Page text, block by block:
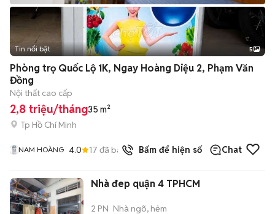
Tin nổi bật 5
Phòng trọ Quốc Lộ 1K, Ngay Hoàng Diệu 2, Phạm Văn
Đồng
Nội thất cao cấp
2,8 triệu/tháng35 m²
Tp Hồ Chí Minh
NAM HOÀNG 4.0 17 đã bán Bấm để hiện số Chat
Nhà đep quận 4 TPHCM
2 PN Nhà ngõ, hẻm